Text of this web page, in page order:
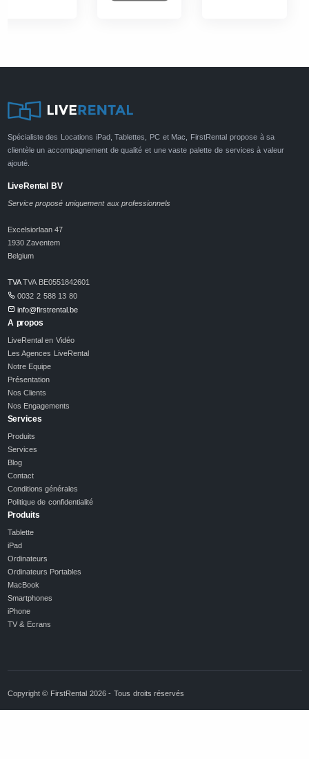
Spécialiste des Locations iPad, Tablettes, PC et Mac, FirstRental propose à sa
clientèle un accompagnement de qualité et une vaste palette de services à valeur
ajouté.
LiveRental BV
Service proposé uniquement aux professionnels
Excelsiorlaan 47
1930 Zaventem
Belgium
TVATVA BE0551842601
0032 2 588 13 80
info@firstrental.be
A propos
LiveRental en Vidéo
Les Agences LiveRental
Notre Equipe
Présentation
Nos Clients
Nos Engagements
Services
Produits
Services
Blog
Contact
Conditions générales
Politique de confidentialité
Produits
Tablette
iPad
Ordinateurs
Ordinateurs Portables
MacBook
Smartphones
iPhone
TV & Ecrans
Copyright © FirstRental 2026 - Tous droits réservés